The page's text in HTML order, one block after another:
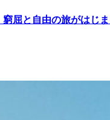
窮屈と自由の旅がはじ